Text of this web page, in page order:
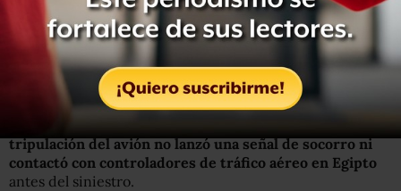
impacto que dio pie a la tragedia y qué pudo haberlo
causado, Smirnov insistió en que no podía ofrecer más
datos porque hay una investigación en marcha.Tampoco
explicó si quería decir que algo hubiese impactado en el
Viktor Yung, otro subdirector de la empresa, dijo quela
tripulación del avión no lanzó una señal de socorro ni
contactó con controladores de tráfico aéreo en Egipto
antes del siniestro.